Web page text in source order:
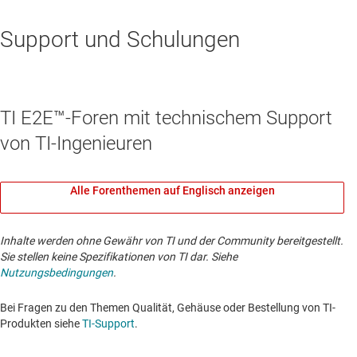
Support und Schulungen
TI E2E™-Foren mit technischem Support
von TI-Ingenieuren
Alle Forenthemen auf Englisch anzeigen
Inhalte werden ohne Gewähr von TI und der Community bereitgestellt.
Sie stellen keine Spezifikationen von TI dar. Siehe
Nutzungsbedingungen.
Bei Fragen zu den Themen Qualität, Gehäuse oder Bestellung von TI-
Produkten sieheTI-Support. ​​​​​​​​​​​​​​